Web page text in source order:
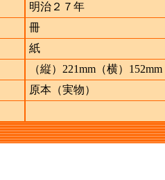
明治２７年
冊
紙
（縦）221mm（横）152mm
原本（実物）